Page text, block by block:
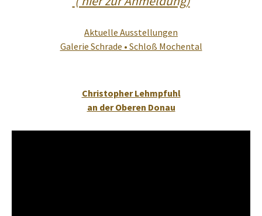
Aktuelle Ausstellungen
Galerie Schrade • Schloß Mochental
Christopher Lehmpfuhl
an der Oberen Donau